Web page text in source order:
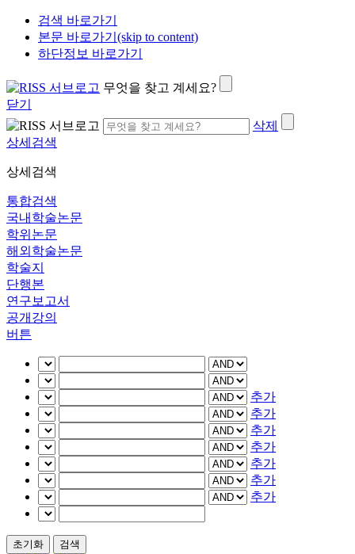
검색 바로가기
본문 바로가기(skip to content)
하단정보 바로가기
무엇을 찾고 계세요?
닫기
삭제
상세검색
상세검색
통합검색
국내학술논문
학위논문
해외학술논문
학술지
단행본
연구보고서
공개강의
버튼
추가
추가
추가
추가
추가
추가
추가